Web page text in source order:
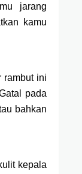
jarang
kamu
rambut ini
pada
bahkan
kepala